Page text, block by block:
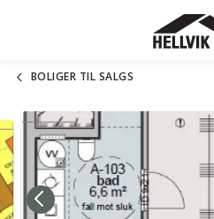
BOLIGER TIL SALGS